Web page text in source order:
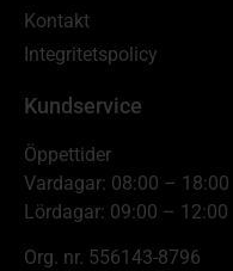
Kontakt
Integritetspolicy
Kundservice
Öppettider
Vardagar: 08:00 – 18:00
Lördagar: 09:00 – 12:00
Org. nr. 556143-8796